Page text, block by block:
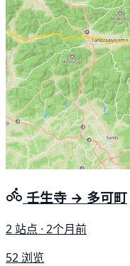
壬生寺 → 多可町
2 站点 · 2个月前
52 浏览